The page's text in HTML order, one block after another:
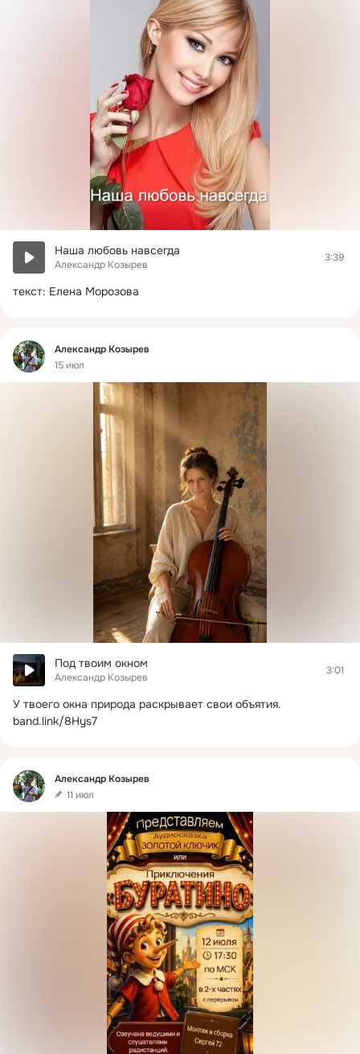
Наша любовь навсегда
Александр Козырев
3:39
текст: Елена Морозова
Фид
Александр Козырев
15 июл
Под твоим окном
Александр Козырев
3:01
У твоего окна природа раскрывает свои объятия.
band.link/8Hys7
Фид
Александр Козырев
11 июл